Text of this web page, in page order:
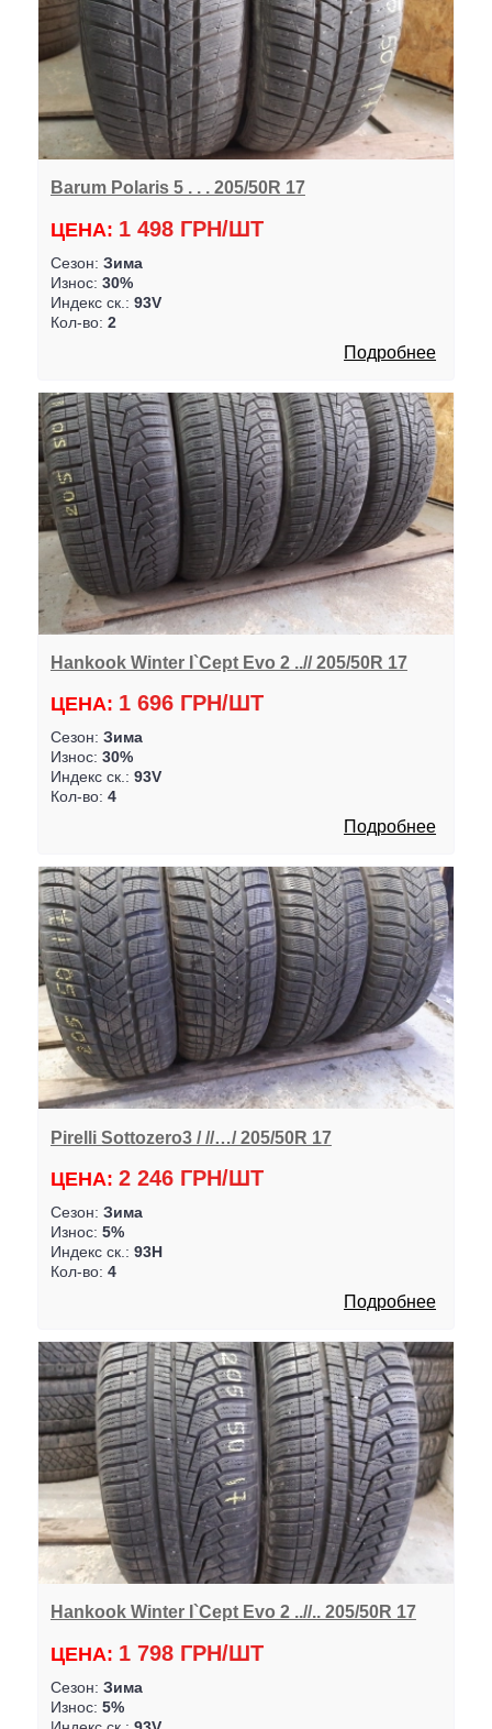
Barum Polaris 5 . . . 205/50R 17
ЦЕНА: 1 498 ГРН/ШТ
Сезон: Зима
Износ: 30%
Индекс ск.: 93V
Кол-во: 2
Подробнее
Hankook Winter I`Cept Evo 2 ..// 205/50R 17
ЦЕНА: 1 696 ГРН/ШТ
Сезон: Зима
Износ: 30%
Индекс ск.: 93V
Кол-во: 4
Подробнее
Pirelli Sottozero3 / //…/ 205/50R 17
ЦЕНА: 2 246 ГРН/ШТ
Сезон: Зима
Износ: 5%
Индекс ск.: 93H
Кол-во: 4
Подробнее
Hankook Winter I`Cept Evo 2 ..//.. 205/50R 17
ЦЕНА: 1 798 ГРН/ШТ
Сезон: Зима
Износ: 5%